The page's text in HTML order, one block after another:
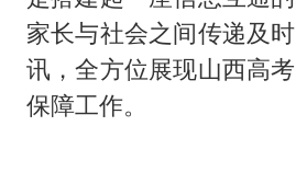
家长与社会之间传递及
讯，全方位展现山西高
保障工作。